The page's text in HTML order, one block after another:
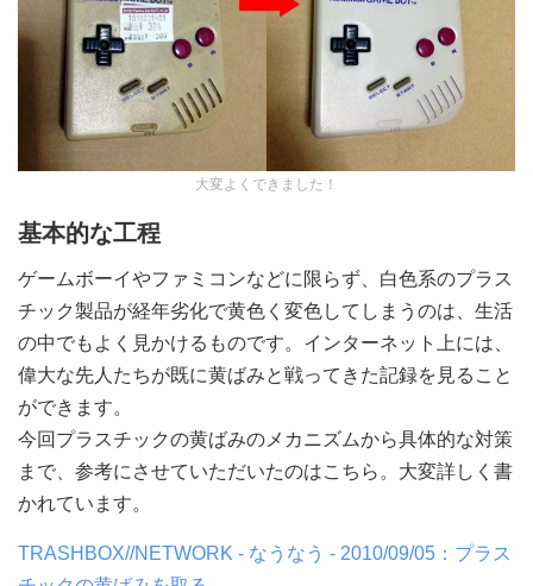
大変よくできました！
基本的な工程
ゲームボーイやファミコンなどに限らず、白色系のプラス
チック製品が経年劣化で黄色く変色してしまうのは、生活
の中でもよく見かけるものです。インターネット上には、
偉大な先人たちが既に黄ばみと戦ってきた記録を見ること
ができます。
今回プラスチックの黄ばみのメカニズムから具体的な対策
まで、参考にさせていただいたのはこちら。大変詳しく書
かれています。
TRASHBOX//NETWORK - なうなう - 2010/09/05：プラス